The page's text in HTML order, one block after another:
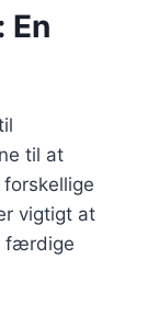
En
til at
vigtigt at
færdige